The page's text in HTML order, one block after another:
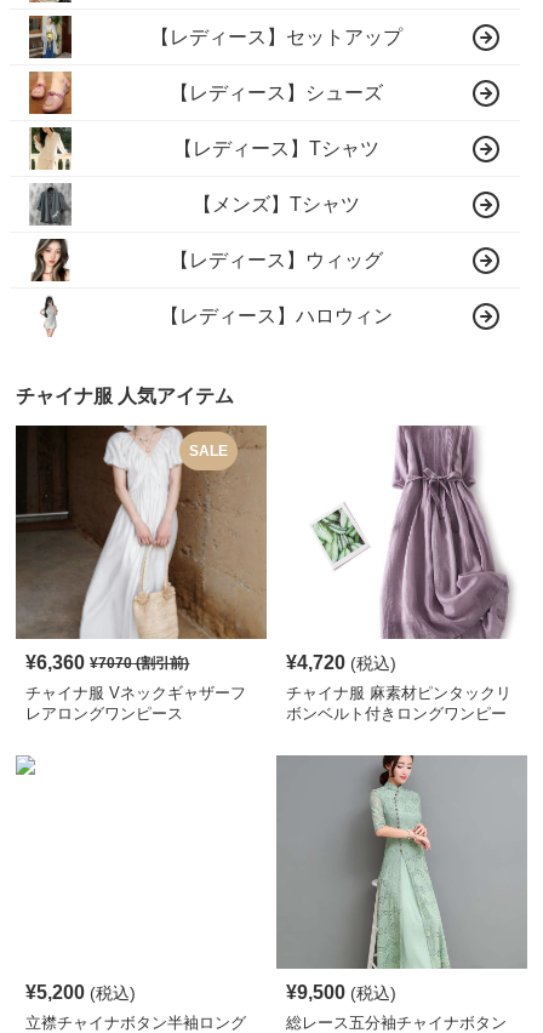
【レディース】セットアップ
【レディース】シューズ
【レディース】Tシャツ
【メンズ】Tシャツ
【レディース】ウィッグ
【レディース】ハロウィン
チャイナ服 人気アイテム
SALE
¥6,360 ¥7070(割引前)
チャイナ服 Vネックギャザーフ
レアロングワンピース
¥4,720 (税込)
チャイナ服 麻素材ピンタックリ
ボンベルト付きロングワンピー
¥5,200 (税込)
立襟チャイナボタン半袖ロング
¥9,500 (税込)
総レース五分袖チャイナボタン